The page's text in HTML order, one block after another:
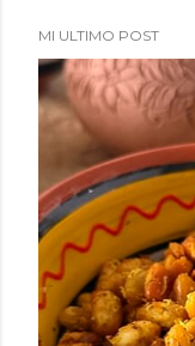
MI ULTIMO POST